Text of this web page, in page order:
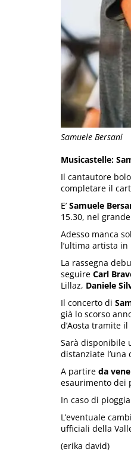
Samuele Bersani
Musicastelle:
Il cantautore
completare il
E’ Samuele
15.30, nel
Adesso manca
l’ultima artista
La rassegna
seguire Carl
Lillaz, Daniele
Il concerto di
già lo scorso
d’Aosta tramite
Sarà disponibile
distanziate l’una
A partire da
esaurimento dei
In caso di
L’eventuale
ufficiali della
(erika david)